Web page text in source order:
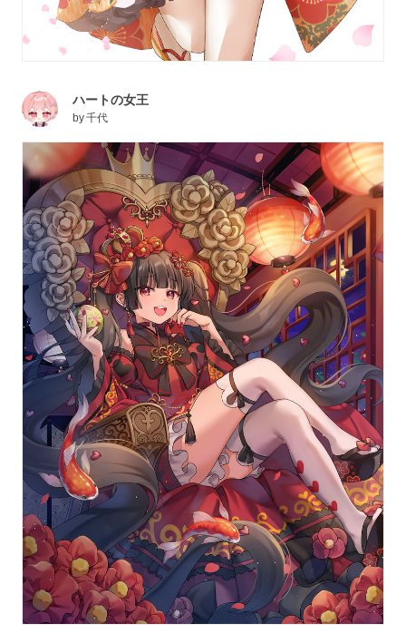
ハートの女王
by千代